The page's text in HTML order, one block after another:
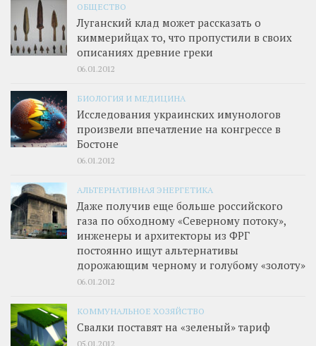
ОБЩЕСТВО
Луганский клад может рассказать о
киммерийцах то, что пропустили в своих
описаниях древние греки
06.01.2012
БИОЛОГИЯ И МЕДИЦИНА
Исследования украинских имунологов
произвели впечатление на конгрессе в
Бостоне
06.01.2012
АЛЬТЕРНАТИВНАЯ ЭНЕРГЕТИКА
Даже получив еще больше российского
газа по обходному «Северному потоку»,
инженеры и архитекторы из ФРГ
постоянно ищут альтернативы
дорожающим черному и голубому «золоту»
06.01.2012
КОММУНАЛЬНОЕ ХОЗЯЙСТВО
Свалки поставят на «зеленый» тариф
05.01.2012